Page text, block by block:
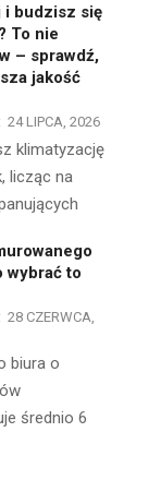
i budzisz się
To nie
– sprawdź,
jakość
24 LIPCA, 2026
klimatyzację
licząc na
wybrać to
28 CZERWCA,
biura o
średnio 6